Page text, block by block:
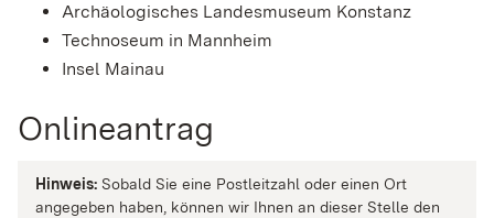
Archäologisches Landesmuseum Konstanz
Technoseum in Mannheim
Insel Mainau
Onlineantrag
Hinweis: Sobald Sie eine Postleitzahl oder einen Ort
angegeben haben, können wir Ihnen an dieser Stelle den